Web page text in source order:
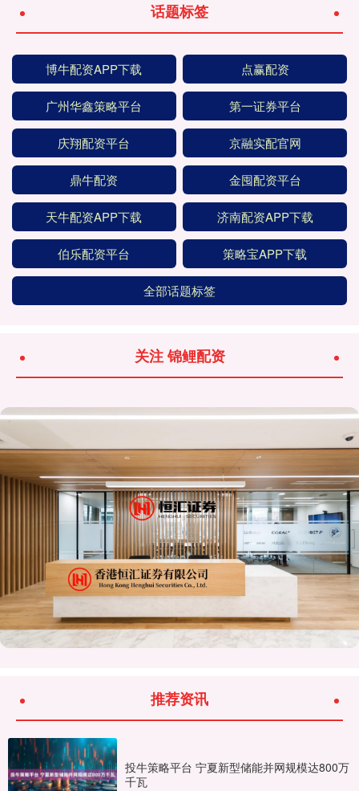
话题标签
博牛配资APP下载 点赢配资
广州华鑫策略平台 第一证券平台
庆翔配资平台 京融实配官网
鼎牛配资 金囤配资平台
天牛配资APP下载 济南配资APP下载
伯乐配资平台 策略宝APP下载
全部话题标签
关注 锦鲤配资
推荐资讯
投牛策略平台 宁夏新型储能并网规模达800万
千瓦